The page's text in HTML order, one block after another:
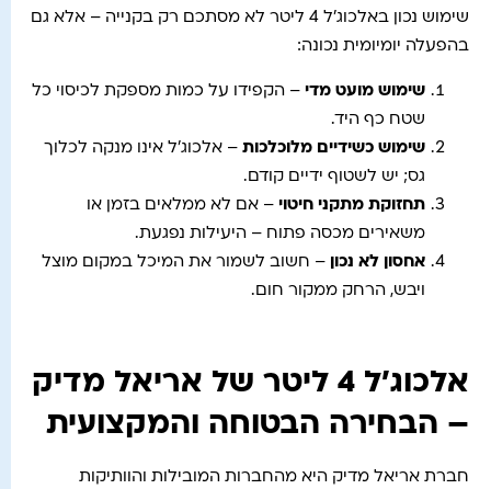
שימוש נכון באלכוג'ל 4 ליטר לא מסתכם רק בקנייה – אלא גם
בהפעלה יומיומית נכונה:
שימוש מועט מדי – הקפידו על כמות מספקת לכיסוי כל
שטח כף היד.
שימוש כשידיים מלוכלכות – אלכוג'ל אינו מנקה לכלוך
גס; יש לשטוף ידיים קודם.
תחזוקת מתקני חיטוי – אם לא ממלאים בזמן או
משאירים מכסה פתוח – היעילות נפגעת.
אחסון לא נכון – חשוב לשמור את המיכל במקום מוצל
ויבש, הרחק ממקור חום.
אלכוג'ל 4 ליטר של אריאל מדיק
– הבחירה הבטוחה והמקצועית
חברת אריאל מדיק היא מהחברות המובילות והוותיקות